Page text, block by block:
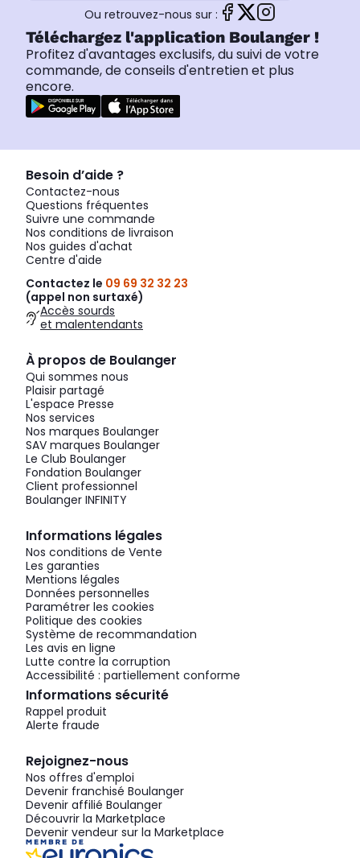
Ou retrouvez-nous sur :
Téléchargez l'application Boulanger !
Profitez d'avantages exclusifs, du suivi de votre
commande, de conseils d'entretien et plus
encore.
Besoin d’aide ?
Contactez-nous
Questions fréquentes
Suivre une commande
Nos conditions de livraison
Nos guides d'achat
Centre d'aide
Contactez le 09 69 32 32 23
(appel non surtaxé)
Accès sourds
et malentendants
À propos de Boulanger
Qui sommes nous
Plaisir partagé
L'espace Presse
Nos services
Nos marques Boulanger
SAV marques Boulanger
Le Club Boulanger
Fondation Boulanger
Client professionnel
Boulanger INFINITY
Informations légales
Nos conditions de Vente
Les garanties
Mentions légales
Données personnelles
Paramétrer les cookies
Politique des cookies
Système de recommandation
Les avis en ligne
Lutte contre la corruption
Accessibilité : partiellement conforme
Informations sécurité
Rappel produit
Alerte fraude
Rejoignez-nous
Nos offres d'emploi
Devenir franchisé Boulanger
Devenir affilié Boulanger
Découvrir la Marketplace
Devenir vendeur sur la Marketplace